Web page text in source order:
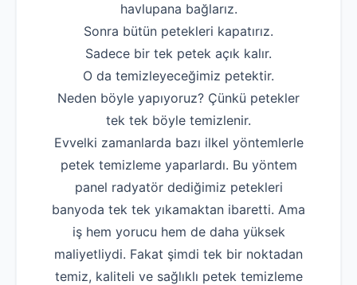
havlupana bağlarız.
Sonra bütün petekleri kapatırız.
Sadece bir tek petek açık kalır.
O da temizleyeceğimiz petektir.
Neden böyle yapıyoruz? Çünkü petekler
tek tek böyle temizlenir.
Evvelki zamanlarda bazı ilkel yöntemlerle
petek temizleme yaparlardı. Bu yöntem
panel radyatör dediğimiz petekleri
banyoda tek tek yıkamaktan ibaretti. Ama
iş hem yorucu hem de daha yüksek
maliyetliydi. Fakat şimdi tek bir noktadan
temiz, kaliteli ve sağlıklı petek temizleme